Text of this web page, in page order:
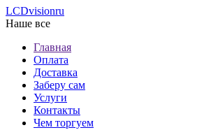
LCDvisionru
Наше все
Главная
Оплата
Доставка
Заберу сам
Услуги
Контакты
Чем торгуем